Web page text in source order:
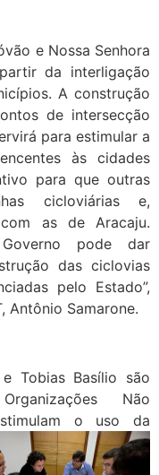
e Nossa Senhora
da interligação
A construção
de intersecção
para estimular a
às cidades
para que outras
cicloviárias e,
com as de Aracaju.
pode dar
das ciclovias
pelo Estado”,
Antônio Samarone.
Tobias Basílio são
Não
o uso da